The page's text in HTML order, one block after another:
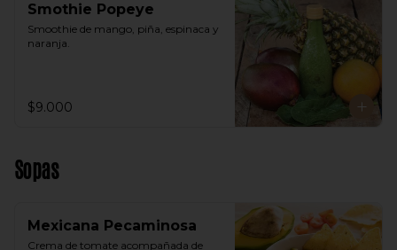
Smothie Popeye
Smoothie de mango, piña, espinaca y
naranja.
$9.000
Sopas
Mexicana Pecaminosa
Crema de tomate acompañada de